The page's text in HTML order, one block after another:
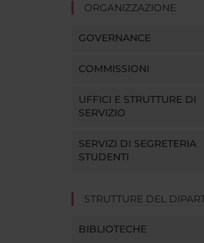
ORGANIZZAZIONE
GOVERNANCE
COMMISSIONI
UFFICI E STRUTTURE DI
SERVIZIO
SERVIZI DI SEGRETERIA
STUDENTI
STRUTTURE DEL
BIBLIOTECHE